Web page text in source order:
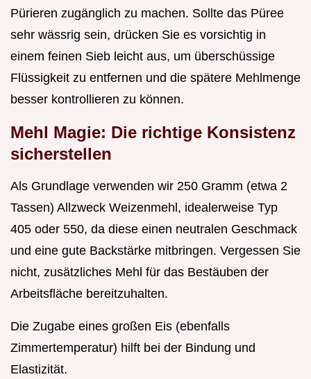
Pürieren zugänglich zu machen. Sollte das Püree
sehr wässrig sein, drücken Sie es vorsichtig in
einem feinen Sieb leicht aus, um überschüssige
Flüssigkeit zu entfernen und die spätere Mehlmenge
besser kontrollieren zu können.
Mehl Magie: Die richtige Konsistenz
sicherstellen
Als Grundlage verwenden wir 250 Gramm (etwa 2
Tassen) Allzweck Weizenmehl, idealerweise Typ
405 oder 550, da diese einen neutralen Geschmack
und eine gute Backstärke mitbringen. Vergessen Sie
nicht, zusätzliches Mehl für das Bestäuben der
Arbeitsfläche bereitzuhalten.
Die Zugabe eines großen Eis (ebenfalls
Zimmertemperatur) hilft bei der Bindung und
Elastizität.